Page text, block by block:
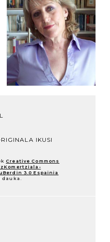
IKUSI
Creative Commons
3.0 Espainia